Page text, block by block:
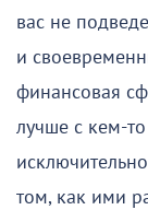
вас не
и
финансовая
лучше с кем-то
том, как ими